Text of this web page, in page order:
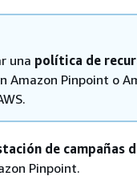
una política de
Amazon Pinpoint o
de campañas
Pinpoint.